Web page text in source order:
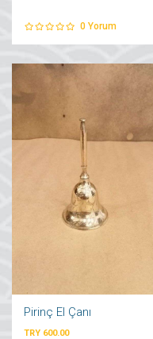
0 Yorum
Pirinç El Çanı
TRY 600.00